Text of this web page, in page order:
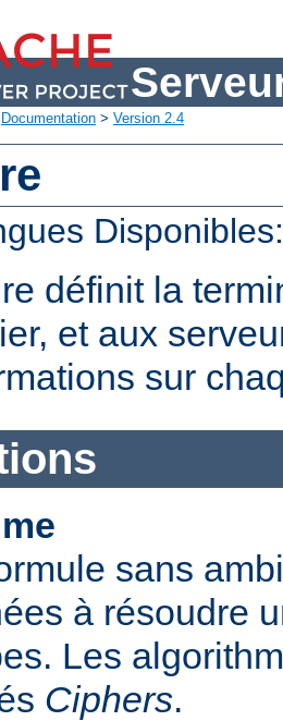
Documentation > Version 2.4
définit la
et aux
sur
sans
à résoudre
Les
Ciphers.